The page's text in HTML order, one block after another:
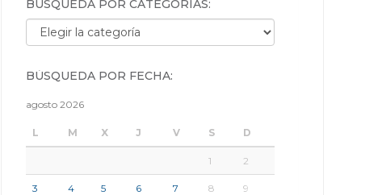
BÚSQUEDA POR CATEGORÍAS:
Búsqueda por categorías:
BÚSQUEDA POR FECHA:
agosto 2026
L M X J V S D
1 2
3 4 5 6 7 8 9